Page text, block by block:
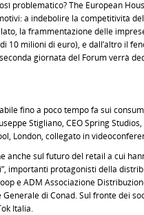
problematico? The European
a indebolire la competitività
la frammentazione delle
10 milioni di euro), e dall’altro il
giornata del Forum verrà
fino a poco tempo fa sui
Stigliano, CEO Spring Studios,
London, collegato in
anche sul futuro del retail a cui
importanti protagonisti della
e ADM Associazione
di Conad. Sul fronte dei
Italia.